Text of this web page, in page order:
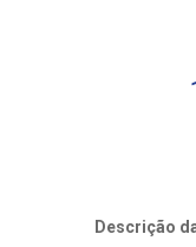
Descrição